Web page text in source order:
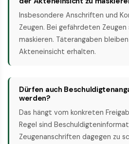
Insbesondere Anschriften und
Zeugen. Bei gefährdeten Zeugen
maskieren. Täterangaben
Akteneinsicht erhalten.
Dürfen auch
werden?
Das hängt vom konkreten
Regel sind
Zeugenanschriften dagegen zu